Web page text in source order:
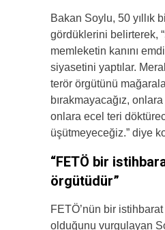
Bakan Soylu, 50 yıllık
gördüklerini belirterek,
memleketin kanını
siyasetini yaptılar.
terör örgütünü
bırakmayacağız,
onlara ecel teri
üşütmeyeceğiz.” diye
“FETÖ bir
örgütüdür”
FETÖ’nün bir
olduğunu vurgulayan